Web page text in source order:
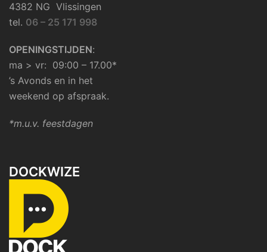
4382 NG Vlissingen
tel. 06 – 25 171 998
OPENINGSTIJDEN:
ma > vr: 09:00 – 17.00*
’s Avonds en in het
weekend op afspraak.
*m.u.v. feestdagen
DOCKWIZE